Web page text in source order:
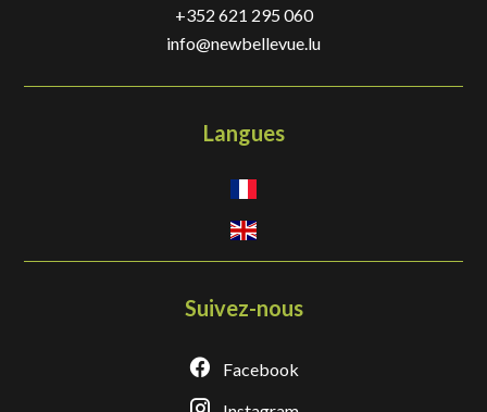
+352 621 295 060
info@newbellevue.lu
Langues
Suivez-nous
Facebook